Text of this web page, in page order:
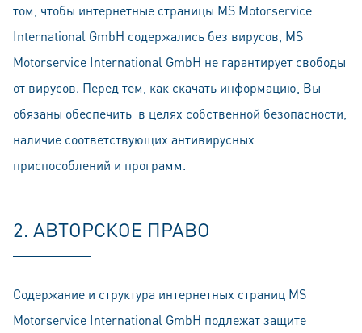
том, чтобы интeрнeтные страницы MS Motorservice
International GmbH содержались бeз вирусов, MS
Motorservice International GmbH не гарантирует свободы
от вирусов. Перед тем, как скачать информацию, Вы
обязаны обеспечить в целях собственной безопасности,
наличие соответствующих антивирусных
приспособлений и программ.
2. AВТОРСКОЕ ПРАВО
Содержание и структура интернетных страниц MS
Motorservice International GmbH подлeжат защитe